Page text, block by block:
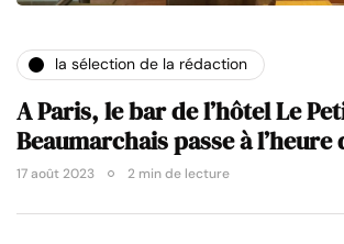
la sélection de la rédaction
A Paris, le bar de l’hôtel Le
Beaumarchais passe à l’heure
17 août 2023 2 min de lecture